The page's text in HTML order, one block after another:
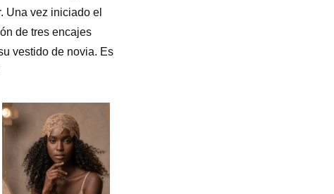
Una vez iniciado el
de tres encajes
vestido de novia. Es